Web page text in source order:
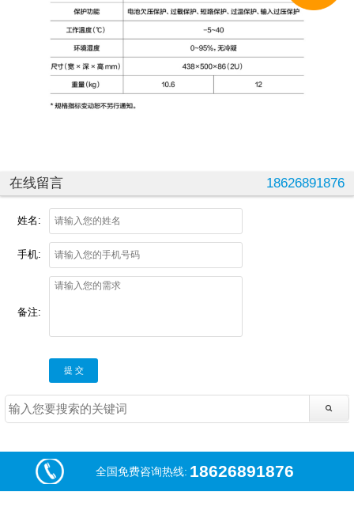
在线留言 18626891876
姓名:
手机:
备注:
提 交
全国免费咨询热线: 18626891876